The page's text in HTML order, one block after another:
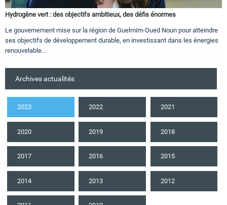
Hydrogène vert : des objectifs ambitieux, des défis énormes
Le gouvernement mise sur la région de Guelmim-Oued Noun pour atteindre
ses objectifs de développement durable, en investissant dans les énergies
renouvelable...
Archives actualités
2023 2022 2021
2020 2019 2018
2017 2016 2015
2014 2013 2012